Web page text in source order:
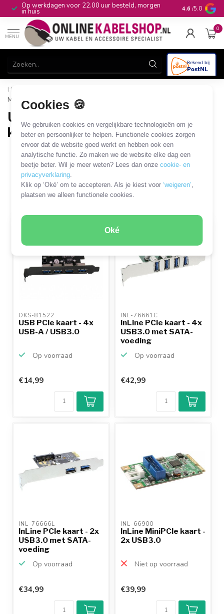
Cookies 🍪
We gebruiken cookies en vergelijkbare technologieën om je
beter en persoonlijker te helpen. Functionele cookies zorgen
ervoor dat de website goed werkt en hebben ook een
analytische functie. Zo maken we de website elke dag een
beetje beter. Wil je meer weten? Lees dan onzecookie- en
privacyverklaring.
Klik op ‘Oké’ om te accepteren. Als je kiest voor‘weigeren’,
plaatsen we alleen functionele cookies.
Oké
Op werkdagen voor 22.00 uur besteld, morgen
in huis 10+jaar
4.6 /5.0
MENU
0
Home
MiniPCIe kaarten
USB PCI, PCIe en MiniPCIe
kaarten
USB PCI-Express (PCIe)
kaarten
USB MiniPCIe kaarten
6 PRODUCTEN
Filters
OKS-81522
USB PCIe kaart - 4x
USB-A / USB3.0
Op voorraad
€14,99
INL-76661C
InLine PCIe kaart - 4x
USB3.0 met SATA-
voeding
Op voorraad
€42,99
INL-76666L
InLine PCIe kaart - 2x
USB3.0 met SATA-
voeding
Op voorraad
€34,99
INL-66900
InLine MiniPCIe kaart -
2x USB3.0
Niet op voorraad
€39,99